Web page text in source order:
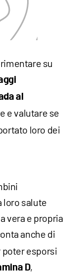
su
al
e valutare se
loro dei
loro salute
vera e propria
anche di
poter esporsi
D,